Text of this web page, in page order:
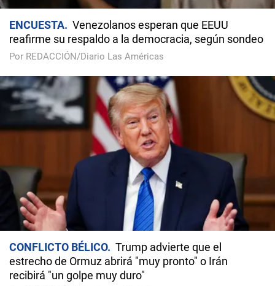
ENCUESTA
Venezolanos esperan que EEUU
reafirme su respaldo a la democracia, según sondeo
Por REDACCIÓN/Diario Las Américas
CONFLICTO BÉLICO
Trump advierte que el
estrecho de Ormuz abrirá "muy pronto" o Irán
recibirá "un golpe muy duro"